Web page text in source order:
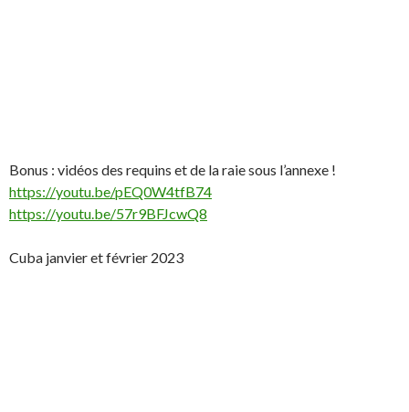
Bonus : vidéos des requins et de la raie sous l’annexe !
https://youtu.be/pEQ0W4tfB74
https://youtu.be/57r9BFJcwQ8
Cuba janvier et février 2023